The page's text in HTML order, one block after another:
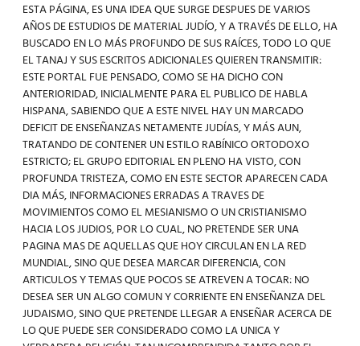
ESTA PÁGINA, ES UNA IDEA QUE SURGE DESPUES DE VARIOS
AÑOS DE ESTUDIOS DE MATERIAL JUDÍO, Y A TRAVÉS DE ELLO, HA
BUSCADO EN LO MÁS PROFUNDO DE SUS RAÍCES, TODO LO QUE
EL TANAJ Y SUS ESCRITOS ADICIONALES QUIEREN TRANSMITIR:
ESTE PORTAL FUE PENSADO, COMO SE HA DICHO CON
ANTERIORIDAD, INICIALMENTE PARA EL PUBLICO DE HABLA
HISPANA, SABIENDO QUE A ESTE NIVEL HAY UN MARCADO
DEFICIT DE ENSEÑANZAS NETAMENTE JUDÍAS, Y MÁS AUN,
TRATANDO DE CONTENER UN ESTILO RABÍNICO ORTODOXO
ESTRICTO; EL GRUPO EDITORIAL EN PLENO HA VISTO, CON
PROFUNDA TRISTEZA, COMO EN ESTE SECTOR APARECEN CADA
DIA MÁS, INFORMACIONES ERRADAS A TRAVES DE
MOVIMIENTOS COMO EL MESIANISMO O UN CRISTIANISMO
HACIA LOS JUDIOS, POR LO CUAL, NO PRETENDE SER UNA
PAGINA MAS DE AQUELLAS QUE HOY CIRCULAN EN LA RED
MUNDIAL, SINO QUE DESEA MARCAR DIFERENCIA, CON
ARTICULOS Y TEMAS QUE POCOS SE ATREVEN A TOCAR: NO
DESEA SER UN ALGO COMUN Y CORRIENTE EN ENSEÑANZA DEL
JUDAISMO, SINO QUE PRETENDE LLEGAR A ENSEÑAR ACERCA DE
LO QUE PUEDE SER CONSIDERADO COMO LA UNICA Y